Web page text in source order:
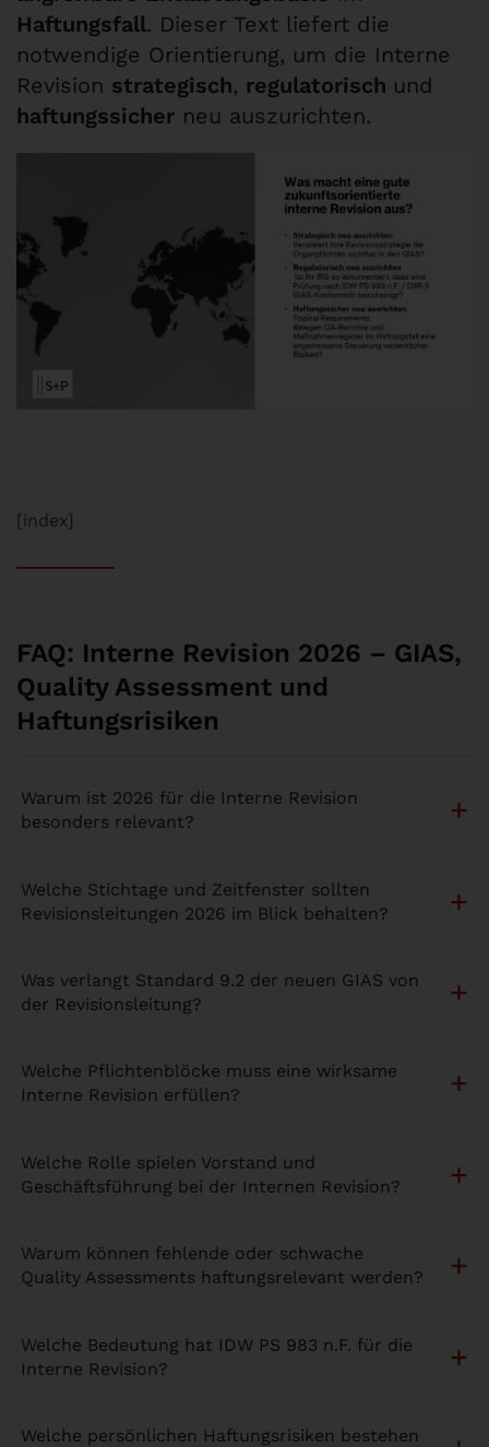
Haftungsfall. Dieser Text liefert die
notwendige Orientierung, um die Interne
Revision strategisch, regulatorisch und
haftungssicher neu auszurichten.
[index]
FAQ: Interne Revision 2026 – GIAS,
Quality Assessment und
Haftungsrisiken
Warum ist 2026 für die Interne Revision
besonders relevant?
Welche Stichtage und Zeitfenster sollten
Revisionsleitungen 2026 im Blick behalten?
Was verlangt Standard 9.2 der neuen GIAS von
der Revisionsleitung?
Welche Pflichtenblöcke muss eine wirksame
Interne Revision erfüllen?
Welche Rolle spielen Vorstand und
Geschäftsführung bei der Internen Revision?
Warum können fehlende oder schwache
Quality Assessments haftungsrelevant werden?
Welche Bedeutung hat IDW PS 983 n.F. für die
Interne Revision?
Welche persönlichen Haftungsrisiken bestehen